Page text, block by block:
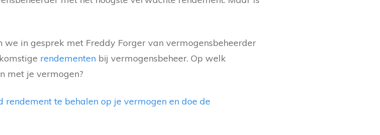
in gesprek met Freddy Forger van vermogensbeheerder
rendementen bij vermogensbeheer. Op welk
met je vermogen?
te behalen op je vermogen en doe de